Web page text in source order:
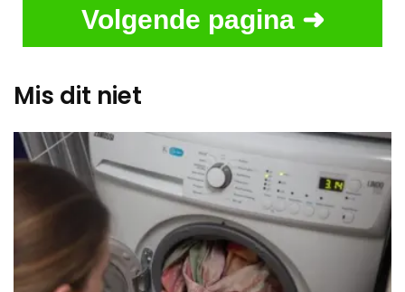
Volgende pagina ➜
Mis dit niet